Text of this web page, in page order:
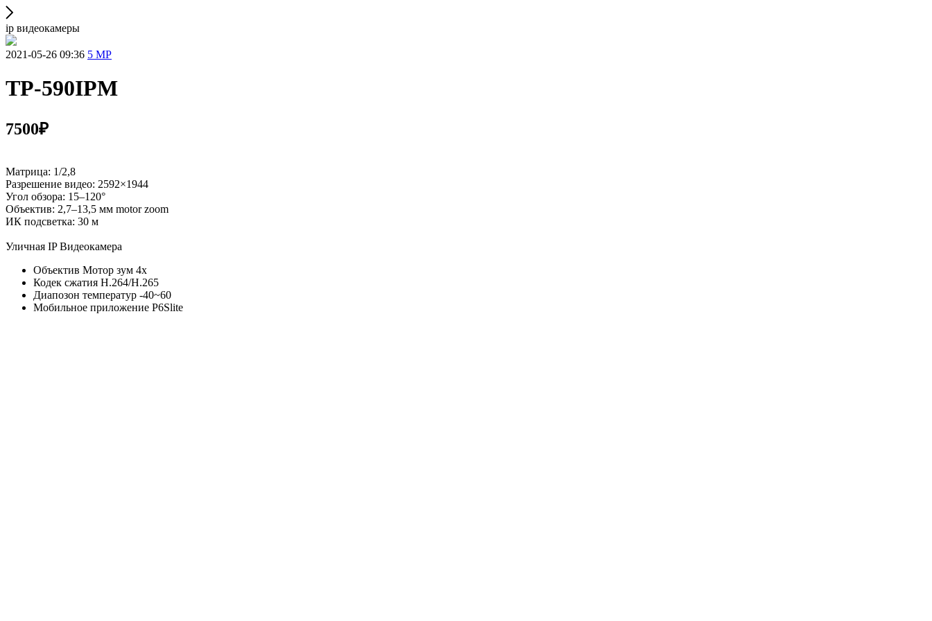
ip видеокамеры
2021-05-26 09:36 5 MP
TP-590IPM
7500₽
Матрица: 1/2,8
Разрешение видео: 2592×1944
Угол обзора: 15–120°
Объектив: 2,7–13,5 мм motor zoom
ИК подсветка: 30 м
Уличная IP Видеокамера
Объектив Мотор зум 4х
Кодек сжатия H.264/H.265
Диапозон температур -40~60
Мобильное приложение P6Slite